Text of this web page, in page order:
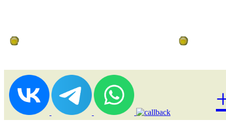
Дистанционное бронирование туров